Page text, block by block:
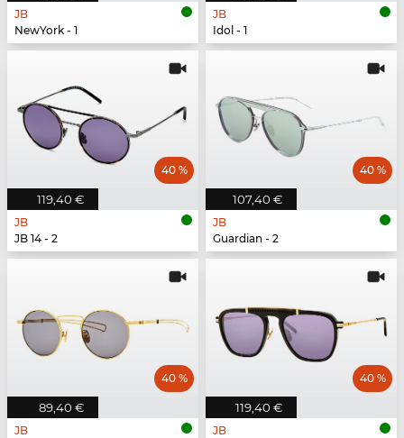
JB
NewYork - 1
JB
Idol - 1
119,40 €
40 %
JB
JB 14 - 2
107,40 €
40 %
JB
Guardian - 2
89,40 €
40 %
JB
119,40 €
40 %
JB